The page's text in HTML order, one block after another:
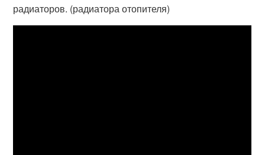
радиаторов. (радиатора отопителя)